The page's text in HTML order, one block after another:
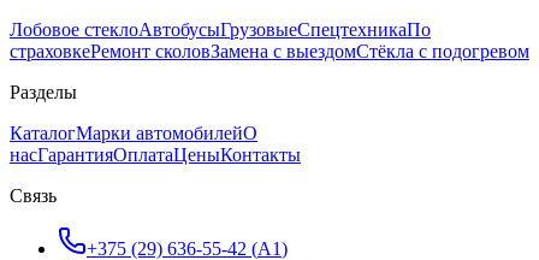
Лобовое стеклоАвтобусыГрузовыеСпецтехникаПо
страховкеРемонт сколовЗамена с выездомСтёкла с подогревом
Разделы
КаталогМарки автомобилейО
насГарантияОплатаЦеныКонтакты
Связь
+375 (29) 636-55-42 (A1)